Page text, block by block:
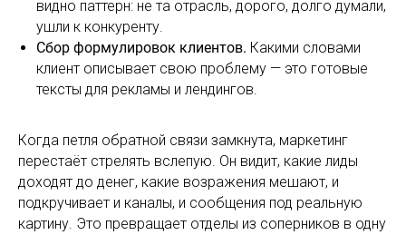
видно паттерн: не та отрасль, дорого, долго думали,
ушли к конкуренту.
Сбор формулировок клиентов. Какими словами
клиент описывает свою проблему — это готовые
тексты для рекламы и лендингов.
Когда петля обратной связи замкнута, маркетинг
перестаёт стрелять вслепую. Он видит, какие лиды
доходят до денег, какие возражения мешают, и
подкручивает и каналы, и сообщения под реальную
картину. Это превращает отделы из соперников в одну